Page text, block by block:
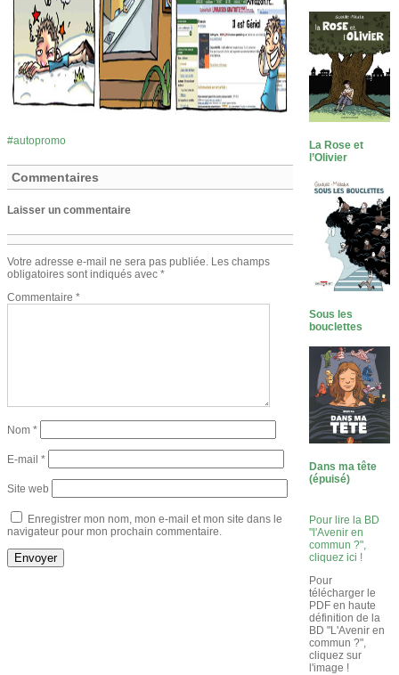
autopromo
Commentaires
Laisser un commentaire
Votre adresse e-mail ne sera pas publiée. Les champs
obligatoires sont indiqués avec *
Commentaire *
Nom *
E-mail *
Site web
Enregistrer mon nom, mon e-mail et mon site dans le
navigateur pour mon prochain commentaire.
La Rose et
l’Olivier
Sous les
bouclettes
Dans ma tête
(épuisé)
Pour lire la BD
"l'Avenir en
commun ?",
cliquez ici !
Pour
télécharger le
PDF en haute
définition de la
BD "L'Avenir en
commun ?",
cliquez sur
l'image !